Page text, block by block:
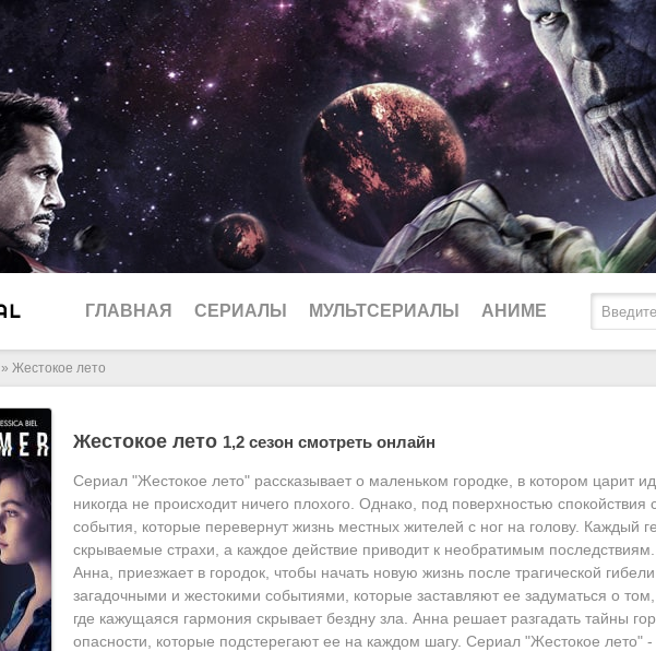
ГЛАВНАЯ СЕРИАЛЫ
2025
2023
2021
2020
Вестерны
Военные
Документальные
Детективы
Драмы
Исторические
МУЛЬТСЕРИАЛЫ АНИМЕ
» Жестокое лето
Жестокое лето 1,2 сезон смотреть онлайн
Сериал "Жестокое лето" рассказывает о маленьком городке, в котором царит
никогда не происходит ничего плохого. Однако, под поверхностью
события, которые перевернут жизнь местных жителей с ног на голову. Каждый
скрываемые страхи, а каждое действие приводит к необратимым
Анна, приезжает в городок, чтобы начать новую жизнь после трагической
загадочными и жестокими событиями, которые заставляют ее задуматься о
где кажущаяся гармония скрывает бездну зла. Анна решает разгадать тайны
опасности, которые подстерегают ее на каждом шагу. Сериал "Жестокое лето"